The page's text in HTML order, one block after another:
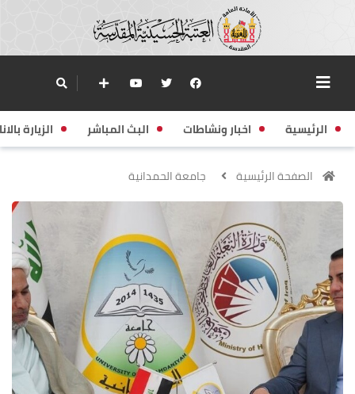
الرئيسية اخبار ونشاطات البث المباشر الزيارة
الصفحة الرئيسية جامعة الحمدانية